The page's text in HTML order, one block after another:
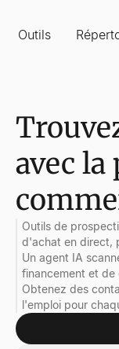
Outils
avec
Outils de
d'achat en direct,
Un agent IA
financement et de
Obtenez des
l'emploi pour